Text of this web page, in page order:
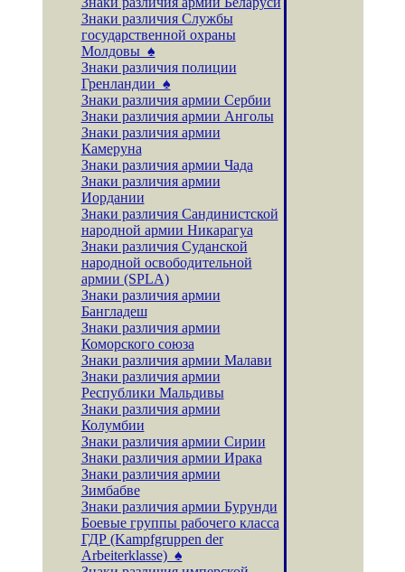
Знаки различия Службы
государственной охраны
Молдовы ♠
Знаки различия полиции
Гренландии ♠
Знаки различия армии Сербии
Знаки различия армии Анголы
Знаки различия армии
Камеруна
Знаки различия армии Чада
Знаки различия армии
Иордании
Знаки различия Сандинистской
народной армии Никарагуа
Знаки различия Суданской
народной освободительной
армии (SPLA)
Знаки различия армии
Бангладеш
Знаки различия армии
Коморского союза
Знаки различия армии Малави
Знаки различия армии
Республики Мальдивы
Знаки различия армии
Колумбии
Знаки различия армии Сирии
Знаки различия армии Ирака
Знаки различия армии
Зимбабве
Знаки различия армии Бурунди
Боевые группы рабочего класса
ГДР (Kampfgruppen der
Arbeiterklasse) ♠